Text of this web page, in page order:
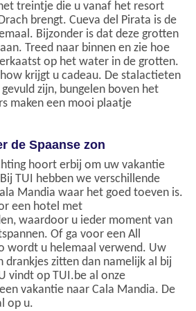
treintje die u vanaf het resort
brengt. Cueva del Pirata is de
Bijzonder is dat deze grotten
Treed naar binnen en zie hoe
op het water in de grotten.
krijgt u cadeau. De stalactieten
zijn, bungelen boven het
maken een mooi plaatje
de Spaanse zon
hoort erbij om uw vakantie
TUI hebben we verschillende
Mandia waar het goed toeven is.
een hotel met
waardoor u ieder moment van
Of ga voor een All
wordt u helemaal verwend. Uw
drankjes zitten dan namelijk al bij
vindt op TUI.be al onze
vakantie naar Cala Mandia. De
op u.